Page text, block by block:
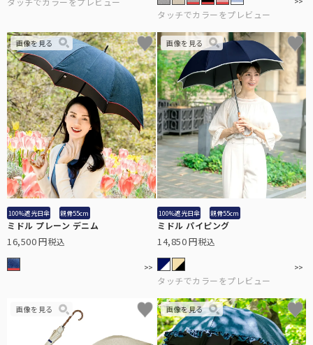
自動開閉
ワンタッチで瞬時に開閉可能。
「仏塔」をモチーフにした小さめで可愛らしい印象のシルエット。
メンズ
男性にもお使いいただきやすい大きなサイズとシンプルなデザイン。
髪型を崩さずにお顔周りをしっかり遮光する、バイザータイプの遮光
帽子。
秋冬帽子
手袋
指先までカバーする特殊な縫製で実現した100%遮光手袋。
カーテン
社内やちょっとした小窓で遮光するカーテン。
UVカット手袋
柔らかな薄手の生地で、スマホ操作や作業がしやすい手袋。
鯖江製オリジナルサングラス
眼鏡の聖地と言われている鯖江製の上質なサングラス。
アクセサリーや小物類などの便利な雑貨。
100%遮光日傘 親骨55cm
ミドル プレーン デニム
16,500 税込
100%遮光日傘 親骨55cm
ミドル パイピング
14,850 税込